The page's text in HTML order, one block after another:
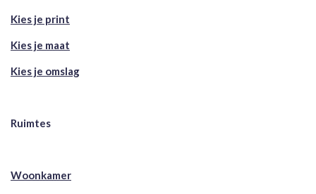
Kies je print
Kies je maat
Kies je omslag
Ruimtes
Woonkamer